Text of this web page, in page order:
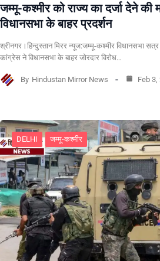
जम्मू-कश्मीर को राज्य का दर्जा देने की
विधानसभा के बाहर प्रदर्शन
श्रीनगर।हिन्दुस्तान मिरर न्यूज:जम्मू-कश्मीर विधानसभा
कांग्रेस ने विधानसभा के बाहर जोरदार विरोध…
By Hindustan Mirror News Feb 3,
DELHI जम्मू-कश्मीर